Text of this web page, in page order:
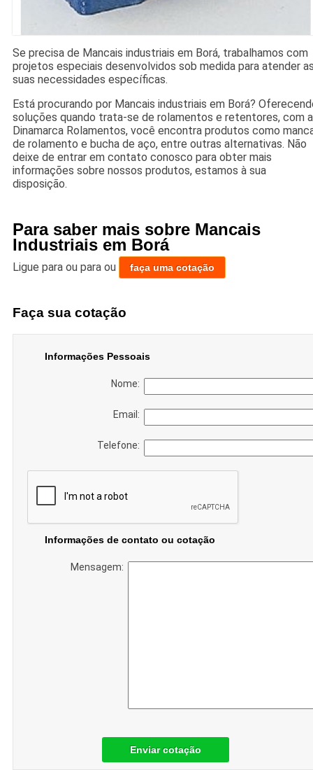
Se precisa de Mancais industriais em Borá, trabalhamos com
projetos especiais desenvolvidos sob medida para atender
suas necessidades específicas.
Está procurando por Mancais industriais em Borá?
soluções quando trata-se de rolamentos e retentores, com a
Dinamarca Rolamentos, você encontra produtos como
de rolamento e bucha de aço, entre outras alternativas. Não
deixe de entrar em contato conosco para obter mais
informações sobre nossos produtos, estamos à sua
disposição.
Para saber mais sobre Mancais
Industriais em Borá
Ligue para ou para ou faça uma cotação
Faça sua cotação
Informações Pessoais
Nome:
Email:
Telefone:
Informações de contato ou cotação
Mensagem:
Enviar cotação